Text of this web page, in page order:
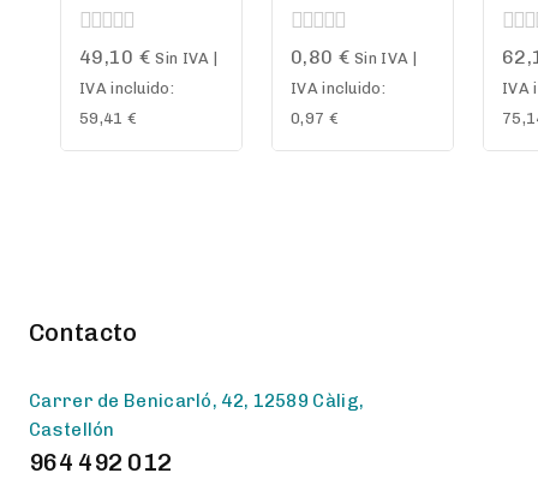
0
of
5
49,10 € Sin IVA |
IVA incluido:
59,41 €
0
of
5
0,80 € Sin IVA |
IVA incluido:
0,97 €
0
of
5
IVA
Contacto
Carrer de Benicarló, 42, 12589 Càlig,
Castellón
964 492 012